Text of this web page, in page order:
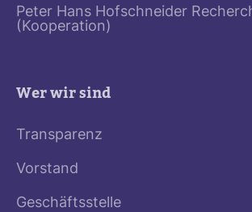
Peter Hans Hofschneider
(Kooperation)
Wer wir sind
Transparenz
Vorstand
Geschäftsstelle